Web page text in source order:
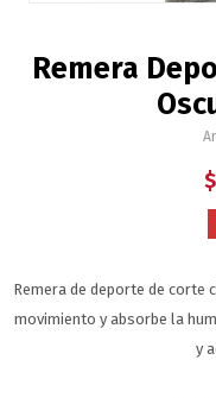
Remera
$
Remera de deporte de corte
movimiento y absorbe la
y